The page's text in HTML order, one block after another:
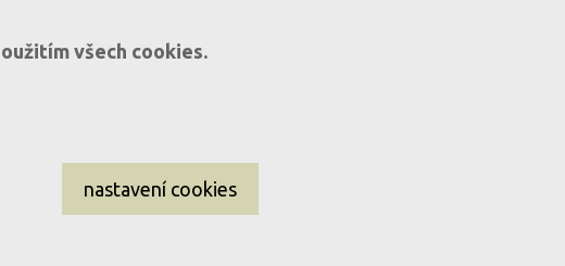
všech cookies.
nastavení cookies